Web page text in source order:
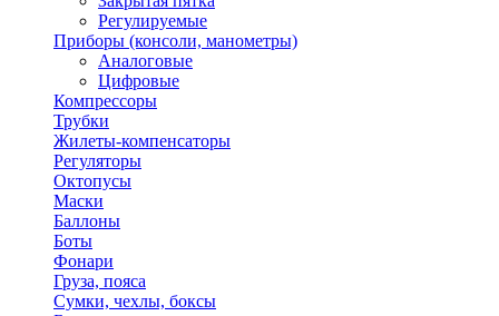
Регулируемые
Приборы (консоли, манометры)
Аналоговые
Цифровые
Компрессоры
Трубки
Жилеты-компенсаторы
Регуляторы
Октопусы
Маски
Баллоны
Боты
Фонари
Груза, пояса
Сумки, чехлы, боксы